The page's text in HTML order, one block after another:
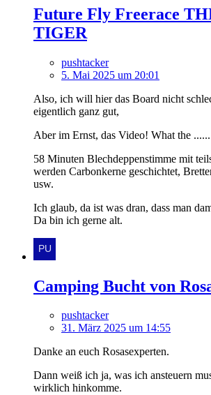
Future Fly Freerace
TIGER
pushtacker
5. Mai 2025 um 20:01
Also, ich will hier das Board nicht
eigentlich ganz gut,
Aber im Ernst, das Video! What the
58 Minuten Blechdeppenstimme mit
werden Carbonkerne geschichtet,
usw.
Ich glaub, da ist was dran, dass man
Da bin ich gerne alt.
Camping Bucht von
pushtacker
31. März 2025 um 14:55
Danke an euch Rosasexperten.
Dann weiß ich ja, was ich ansteuern
wirklich hinkomme.